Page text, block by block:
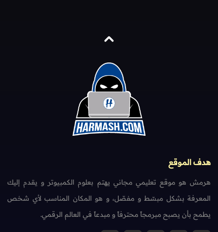
هدف الموقع
هرمش هو موقع تعليمي مجاني يهتم بعلوم الكمبيوتر و يقدم إليك
المعرفة بشكل مبسّط و مفصّل، و هو المكان المناسب لأي شخص
يطمح بأن يصبح مبرمجاً محترفاً و مبدعاً في العالم الرقمي.